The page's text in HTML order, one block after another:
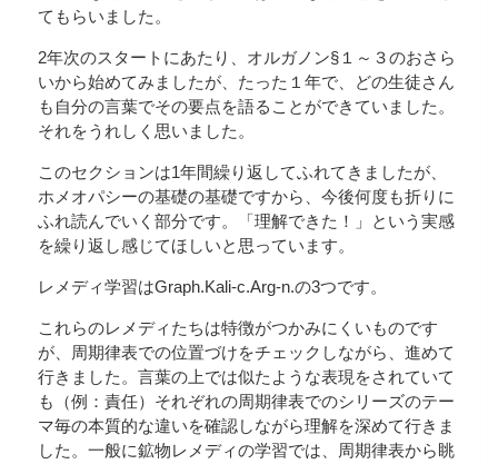
てもらいました。
2年次のスタートにあたり、オルガノン§１～３のおさら
いから始めてみましたが、たった１年で、どの生徒さん
も自分の言葉でその要点を語ることができていました。
それをうれしく思いました。
このセクションは1年間繰り返してふれてきましたが、
ホメオパシーの基礎の基礎ですから、今後何度も折りに
ふれ読んでいく部分です。「理解できた！」という実感
を繰り返し感じてほしいと思っています。
レメディ学習はGraph.Kali-c.Arg-n.の3つです。
これらのレメディたちは特徴がつかみにくいものです
が、周期律表での位置づけをチェックしながら、進めて
行きました。言葉の上では似たような表現をされていて
も（例：責任）それぞれの周期律表でのシリーズのテー
マ毎の本質的な違いを確認しながら理解を深めて行きま
した。一般に鉱物レメディの学習では、周期律表から眺